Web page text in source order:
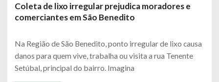
Coleta de lixo irregular prejudica moradores e
comerciantes em São Benedito
Na Região de São Benedito, ponto irregular de lixo causa
danos para quem vive, trabalha ou visita a rua Tenente
Setúbal, principal do bairro. Imagina